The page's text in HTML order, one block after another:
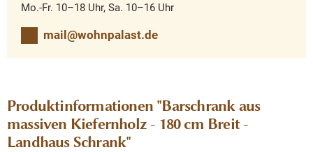
Mo.-Fr. 10–18 Uhr, Sa. 10–16 Uhr
mail@wohnpalast.de
Produktinformationen "Barschrank aus
massiven Kiefernholz - 180 cm Breit -
Landhaus Schrank"